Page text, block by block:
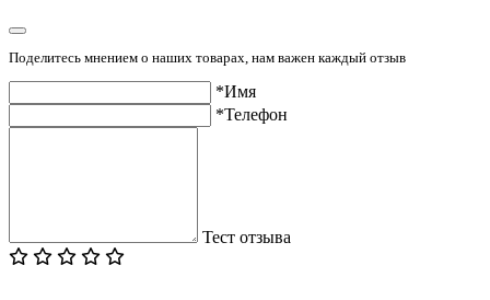
Поделитесь мнением о наших товарах, нам важен каждый отзыв
*Имя
*Телефон
Тест отзыва